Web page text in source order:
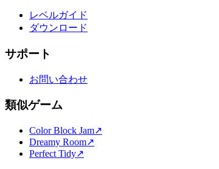
レベルガイド
ダウンロード
サポート
お問い合わせ
類似ゲーム
Color Block Jam↗️
Dreamy Room↗️
Perfect Tidy↗️